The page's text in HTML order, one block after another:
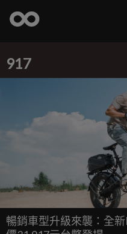
917
暢銷車型升級來襲：全